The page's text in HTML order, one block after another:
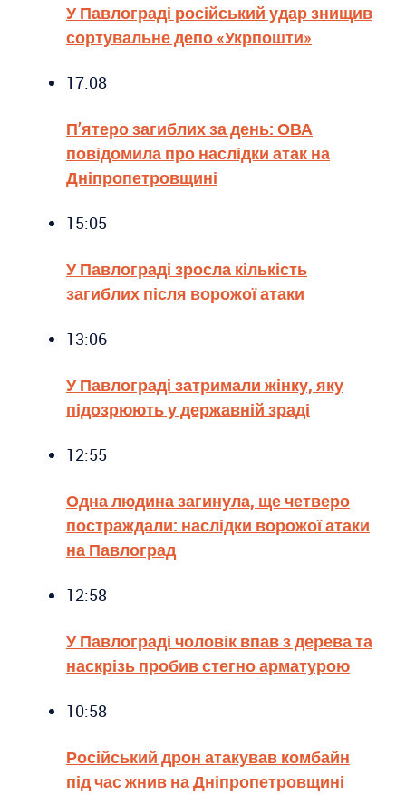
У Павлограді російський удар знищив
сортувальне депо «Укрпошти»
17:08
П’ятеро загиблих за день: ОВА
повідомила про наслідки атак на
Дніпропетровщині
15:05
У Павлограді зросла кількість
загиблих після ворожої атаки
13:06
У Павлограді затримали жінку, яку
підозрюють у державній зраді
12:55
Одна людина загинула, ще четверо
постраждали: наслідки ворожої атаки
на Павлоград
12:58
У Павлограді чоловік впав з дерева та
наскрізь пробив стегно арматурою
10:58
Російський дрон атакував комбайн
під час жнив на Дніпропетровщині